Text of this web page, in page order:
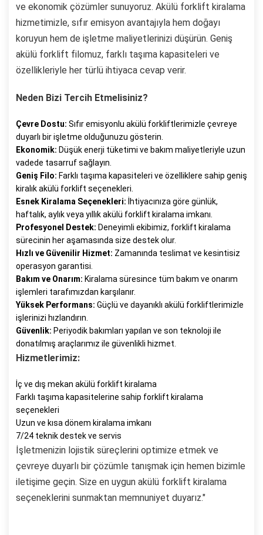
ve ekonomik çözümler sunuyoruz. Akülü forklift kiralama
hizmetimizle, sıfır emisyon avantajıyla hem doğayı
koruyun hem de işletme maliyetlerinizi düşürün. Geniş
akülü forklift filomuz, farklı taşıma kapasiteleri ve
özellikleriyle her türlü ihtiyaca cevap verir.
Neden Bizi Tercih Etmelisiniz?
Çevre Dostu: Sıfır emisyonlu akülü forkliftlerimizle çevreye
duyarlı bir işletme olduğunuzu gösterin.
Ekonomik: Düşük enerji tüketimi ve bakım maliyetleriyle uzun
vadede tasarruf sağlayın.
Geniş Filo: Farklı taşıma kapasiteleri ve özelliklere sahip geniş
kiralık akülü forklift seçenekleri.
Esnek Kiralama Seçenekleri: İhtiyacınıza göre günlük,
haftalık, aylık veya yıllık akülü forklift kiralama imkanı.
Profesyonel Destek: Deneyimli ekibimiz, forklift kiralama
sürecinin her aşamasında size destek olur.
Hızlı ve Güvenilir Hizmet: Zamanında teslimat ve kesintisiz
operasyon garantisi.
Bakım ve Onarım: Kiralama süresince tüm bakım ve onarım
işlemleri tarafımızdan karşılanır.
Yüksek Performans: Güçlü ve dayanıklı akülü forkliftlerimizle
işlerinizi hızlandırın.
Güvenlik: Periyodik bakımları yapılan ve son teknoloji ile
donatılmış araçlarımız ile güvenlikli hizmet.
Hizmetlerimiz:
İç ve dış mekan akülü forklift kiralama
Farklı taşıma kapasitelerine sahip forklift kiralama
seçenekleri
Uzun ve kısa dönem kiralama imkanı
7/24 teknik destek ve servis
İşletmenizin lojistik süreçlerini optimize etmek ve
çevreye duyarlı bir çözümle tanışmak için hemen bizimle
iletişime geçin. Size en uygun akülü forklift kiralama
seçeneklerini sunmaktan memnuniyet duyarız."